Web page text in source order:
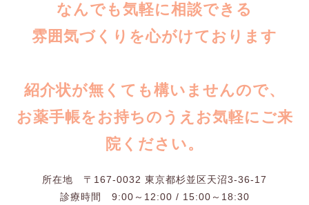
なんでも気軽に相談できる
雰囲気づくりを心がけております
紹介状が無くても構いませんので、
お薬手帳をお持ちのうえお気軽にご来
院ください。
所在地 〒167-0032 東京都杉並区天沼3-36-17
診療時間 9:00～12:00 / 15:00～18:30